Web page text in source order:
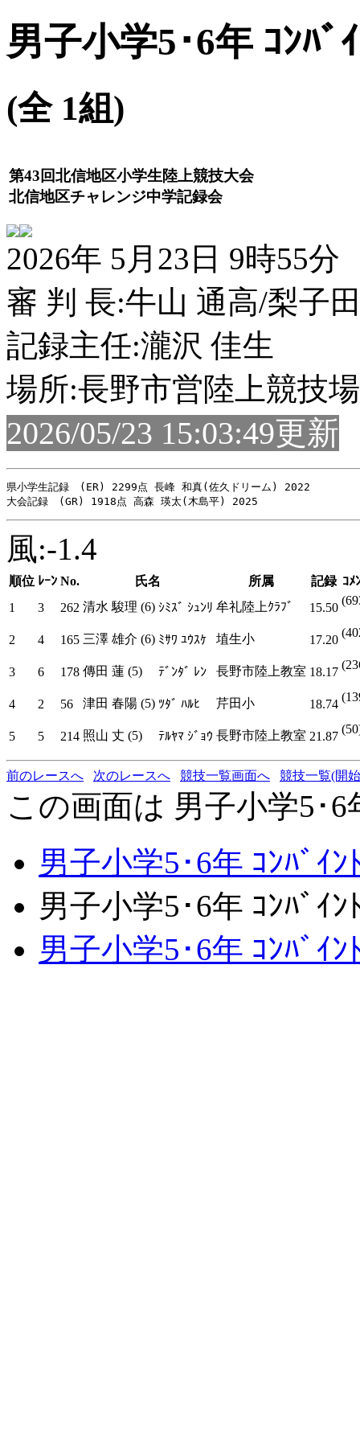
男子小学5･6年 ｺﾝﾊﾞ
(全 1組)
第43回北信地区小学生陸上競技大会
北信地区チャレンジ中学記録会
2026年 5月23日 9時55分
審 判 長:牛山 通高/梨子
記録主任:瀧沢 佳生
場所:長野市営陸上競技場
2026/05/23 15:03:49更新
県小学生記録　(ER) 2299点 長峰 和真(佐久ドリーム) 2022
風:-1.4
順位 ﾚｰﾝ No. 氏名 所属 記録 ｺﾒ
1
3 262 清水 駿理 (6) ｼﾐｽﾞ ｼｭﾝﾘ 牟礼陸上ｸﾗﾌﾞ 15.50
2 4 165 三澤 雄介 (6) ﾐｻﾜ ﾕｳｽｹ 埴生小 17.20
3 6 178 傳田 蓮 (5) ﾃﾞﾝﾀﾞ ﾚﾝ 長野市陸上教室 18.17
4 2 56 津田 春陽 (5) ﾂﾀﾞ ﾊﾙﾋ 芹田小 18.74
5 5 214 照山 丈 (5) ﾃﾙﾔﾏ ｼﾞｮｳ 長野市陸上教室 21.87
前のレースへ 次のレースへ 競技一覧画面へ 競技一覧(開
この画面は 男子小学5･6
男子小学5･6年 ｺﾝﾊﾞｲﾝ
男子小学5･6年 ｺﾝﾊﾞｲﾝ
男子小学5･6年 ｺﾝﾊﾞｲ